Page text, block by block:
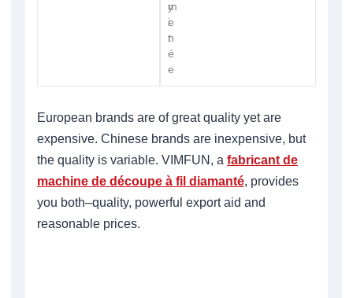
m
i
t
é
e
y
e
n
European brands are of great quality yet are
expensive. Chinese brands are inexpensive, but
the quality is variable. VIMFUN, a fabricant de
machine de découpe à fil diamanté, provides
you both–quality, powerful export aid and
reasonable prices.